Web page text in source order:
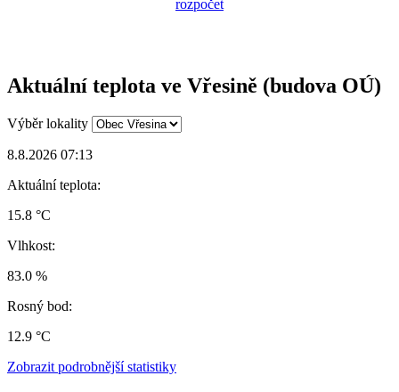
Aktuální teplota ve Vřesině (budova OÚ)
Výběr lokality
8.8.2026 07:13
Aktuální teplota:
15.8 °C
Vlhkost:
83.0 %
Rosný bod:
12.9 °C
Zobrazit podrobnější statistiky